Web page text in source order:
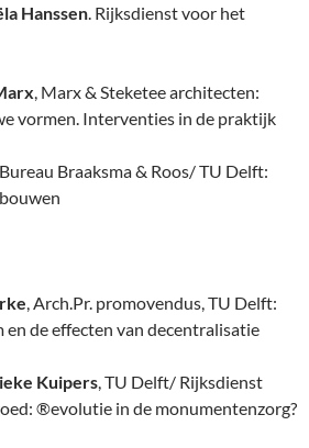
Hanssen . Rijksdienst voor het
, Marx & Steketee architecten:
vormen. Interventies in de praktijk
, Bureau Braaksma & Roos/ TU Delft:
, Arch.Pr. promovendus, TU Delft:
en de effecten van decentralisatie
Kuipers , TU Delft/ Rijksdienst
®evolutie in de monumentenzorg?